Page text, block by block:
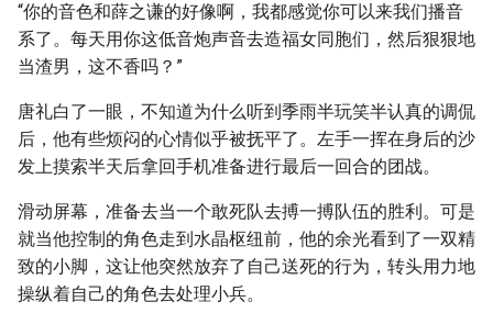
“你的音色和薛之谦的好像啊，我都感觉你可以来我们播音
系了。每天用你这低音炮声音去造福女同胞们，然后狠狠地
当渣男，这不香吗？”
唐礼白了一眼，不知道为什么听到季雨半玩笑半认真的调侃
后，他有些烦闷的心情似乎被抚平了。左手一挥在身后的沙
发上摸索半天后拿回手机准备进行最后一回合的团战。
滑动屏幕，准备去当一个敢死队去搏一搏队伍的胜利。可是
就当他控制的角色走到水晶枢纽前，他的余光看到了一双精
致的小脚，这让他突然放弃了自己送死的行为，转头用力地
操纵着自己的角色去处理小兵。